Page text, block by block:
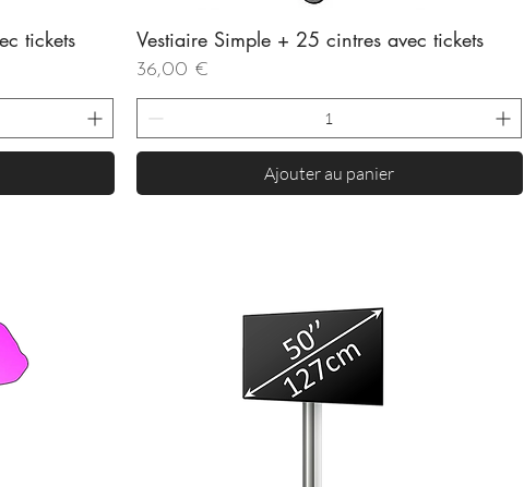
tickets Aperçu rapide
Vestiaire Simple + 25 cintres avec tickets
Prix
36,00 €
Ajouter au panier